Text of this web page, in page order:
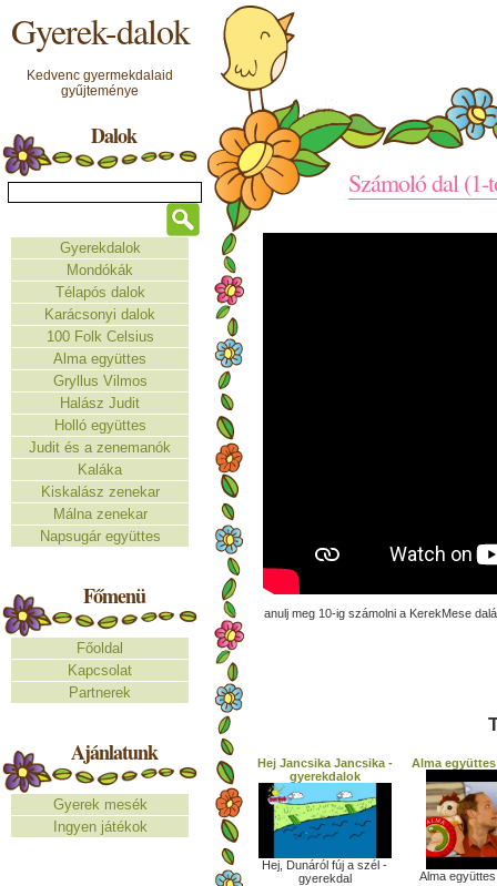
Gyerek-dalok
Kedvenc gyermekdalaid
gyűjteménye
Dalok
Gyerekdalok
Mondókák
Télapós dalok
Karácsonyi dalok
100 Folk Celsius
Alma együttes
Gryllus Vilmos
Halász Judit
Holló együttes
Judit és a zenemanók
Kaláka
Kiskalász zenekar
Málna zenekar
Napsugár együttes
Főmenü
Főoldal
Kapcsolat
Partnerek
Ajánlatunk
Gyerek mesék
Ingyen játékok
Számoló dal
anulj meg 10-ig számolni a KerekMese
Hej Jancsika Jancsika -
gyerekdalok
Hej, Dunáról fúj a szél -
gyerekdal
Alma
Alma